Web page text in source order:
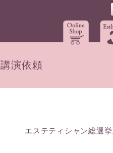
講演依頼
エステティシャン総選挙